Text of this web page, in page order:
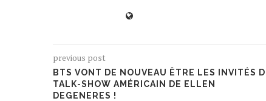
previous post
BTS VONT DE NOUVEAU ÊTRE LES INVITÉS
TALK-SHOW AMÉRICAIN DE ELLEN
DEGENERES !